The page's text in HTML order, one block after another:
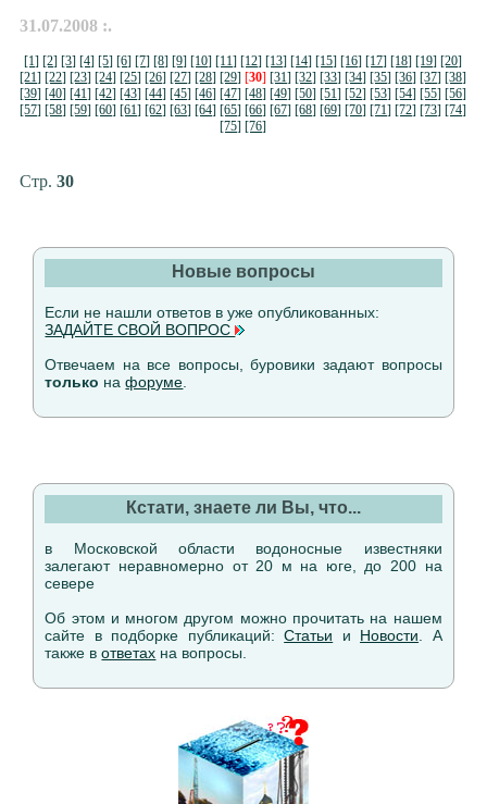
31.07.2008 :.
[1] [2] [3] [4] [5] [6] [7] [8] [9] [10] [11] [12] [13] [14] [15] [16] [17] [18] [19] [20]
[21] [22] [23] [24] [25] [26] [27] [28] [29] [30] [31] [32] [33] [34] [35] [36] [37] [38]
[39] [40] [41] [42] [43] [44] [45] [46] [47] [48] [49] [50] [51] [52] [53] [54] [55] [56]
[57] [58] [59] [60] [61] [62] [63] [64] [65] [66] [67] [68] [69] [70] [71] [72] [73] [74]
[75] [76]
Стр. 30
Новые вопросы
Если не нашли ответов в уже опубликованных:
ЗАДАЙТЕ СВОЙ ВОПРОС
Отвечаем на все вопросы, буровики задают вопросы
только нафоруме
Кстати, знаете ли Вы, что...
в Московской области водоносные известняки
залегают неравномерно от 20 м на юге, до 200 на
севере
Об этом и многом другом можно прочитать на нашем
сайте в подборке публикаций:Статьи и Новости . А
также вответах на вопросы.